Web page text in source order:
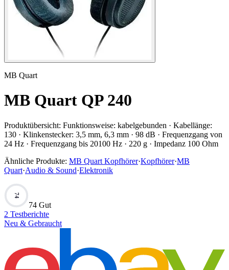
MB Quart
MB Quart QP 240
Produktübersicht: Funktionsweise: kabelgebunden · Kabellänge:
130 · Klinkenstecker: 3,5 mm, 6,3 mm · 98 dB · Frequenzgang von
24 Hz · Frequenzgang bis 20100 Hz · 220 g · Impedanz 100 Ohm
Ähnliche Produkte: MB Quart Kopfhörer·Kopfhörer·MB
Quart·Audio & Sound·Elektronik
74
74 Gut
2 Testberichte
Neu & Gebraucht